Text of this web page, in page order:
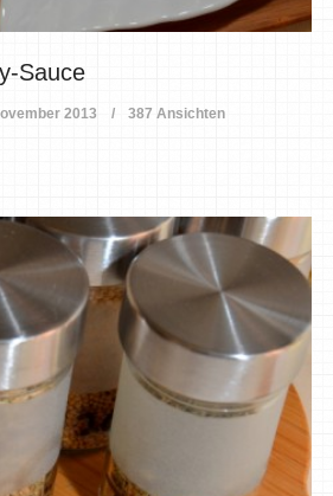
Sauce
2013 387 Ansichten